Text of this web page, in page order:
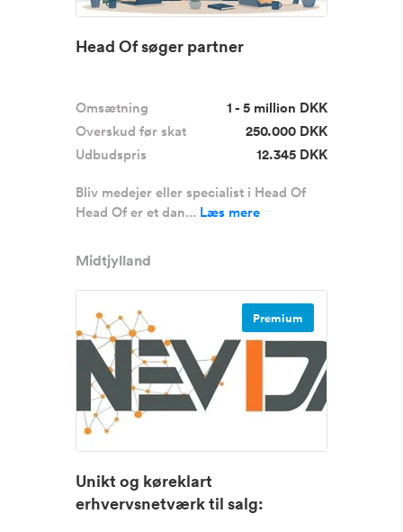
Head Of søger partner
Omsætning
1 - 5 million DKK
Overskud før skat
250.000 DKK
Udbudspris
12.345 DKK
Bliv medejer eller specialist i Head Of
Head Of er et dan... Læs mere
Midtjylland
Premium
Unikt og køreklart
erhvervsnetværk til salg: